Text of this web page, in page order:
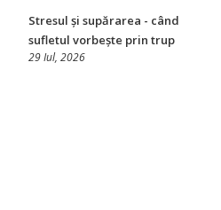
Stresul și supărarea - când
sufletul vorbește prin trup
29 Iul, 2026